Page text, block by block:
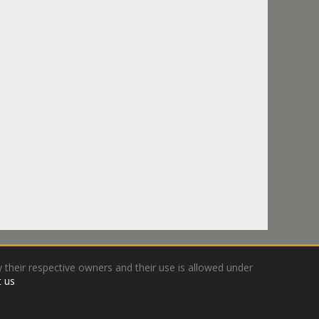
respective owners and their use is allowed under
us